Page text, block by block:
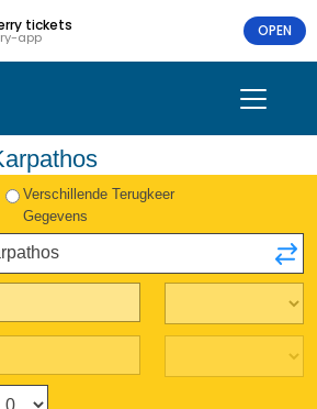
tickets
app OPEN
Verschillende Terugkeer
Gegevens